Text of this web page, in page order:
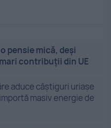
pensie mică, deși
contribuții din UE
aduce câștiguri uriașe
masiv energie de